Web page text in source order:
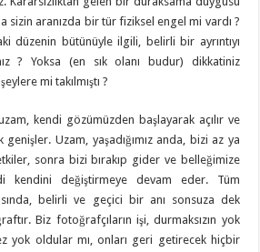
sizin aranızda bir tür fiziksel engel mi vardı ?
düzenin bütünüyle ilgili, belirli bir ayrıntıyı
? Yoksa (en sık olanı budur) dikkatiniz
mi takılmıştı ?
kendi gözümüzden başlayarak açılır ve
Uzam, yaşadığımız anda, bizi az ya
sonra bizi bırakıp gider ve belleğimize
kendini değiştirmeye devam eder. Tüm
belirli ve geçici bir anı sonsuza dek
Biz fotoğrafçıların işi, durmaksızın yok
yok oldular mı, onları geri getirecek hiçbir